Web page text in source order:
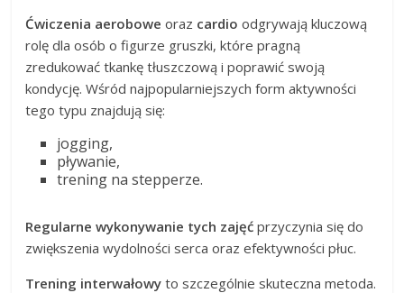
Ćwiczenia aerobowe oraz cardio odgrywają kluczową
rolę dla osób o figurze gruszki, które pragną
zredukować tkankę tłuszczową i poprawić swoją
kondycję. Wśród najpopularniejszych form aktywności
tego typu znajdują się:
jogging,
pływanie,
trening na stepperze.
Regularne wykonywanie tych zajęć przyczynia się do
zwiększenia wydolności serca oraz efektywności płuc.
Trening interwałowy to szczególnie skuteczna metoda.